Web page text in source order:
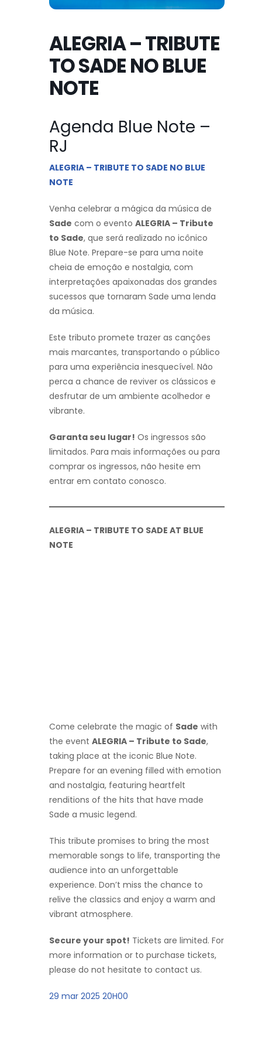
ALEGRIA – TRIBUTE
TO SADE NO BLUE
NOTE
Agenda Blue Note –
RJ
ALEGRIA – TRIBUTE TO SADE NO BLUE
NOTE
Venha celebrar a mágica da música de
Sade com o evento ALEGRIA – Tribute
to Sade, que será realizado no icônico
Blue Note. Prepare-se para uma noite
cheia de emoção e nostalgia, com
interpretações apaixonadas dos grandes
sucessos que tornaram Sade uma lenda
da música.
Este tributo promete trazer as canções
mais marcantes, transportando o público
para uma experiência inesquecível. Não
perca a chance de reviver os clássicos e
desfrutar de um ambiente acolhedor e
vibrante.
Garanta seu lugar! Os ingressos são
limitados. Para mais informações ou para
comprar os ingressos, não hesite em
entrar em contato conosco.
ALEGRIA – TRIBUTE TO SADE AT BLUE
NOTE
Come celebrate the magic of Sade with
the event ALEGRIA – Tribute to Sade,
taking place at the iconic Blue Note.
Prepare for an evening filled with emotion
and nostalgia, featuring heartfelt
renditions of the hits that have made
Sade a music legend.
This tribute promises to bring the most
memorable songs to life, transporting the
audience into an unforgettable
experience. Don’t miss the chance to
relive the classics and enjoy a warm and
vibrant atmosphere.
Secure your spot! Tickets are limited. For
more information or to purchase tickets,
please do not hesitate to contact us.
29 mar 2025 20H00